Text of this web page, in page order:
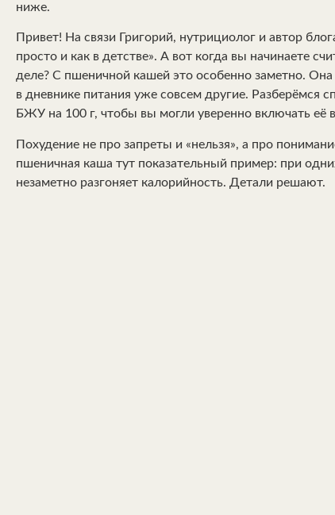
ниже.
Привет! На связи Григорий, нутрициолог и автор
просто и как в детстве». А вот когда вы начинаете
деле? С пшеничной кашей это особенно заметно.
в дневнике питания уже совсем другие. Разберёмся
БЖУ на 100 г, чтобы вы могли уверенно включать её
Похудение не про запреты и «нельзя», а про
пшеничная каша тут показательный пример: при
незаметно разгоняет калорийность. Детали решают.